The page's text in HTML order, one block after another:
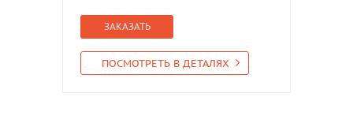
ЗАКАЗАТЬ
ПОСМОТРЕТЬ В ДЕТАЛЯХ